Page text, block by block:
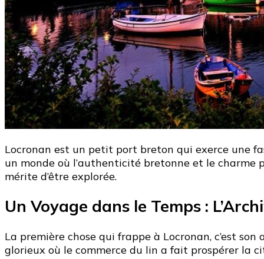
Locronan est un petit port breton qui exerce une
un monde où l’authenticité bretonne et le
mérite d’être explorée.
Un Voyage dans le Temps :
La première chose qui frappe à Locronan, c’est
glorieux où le commerce du lin a fait prospérer la